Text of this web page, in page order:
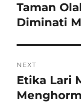
post:
Taman
Diminati
NEXT
Next
post:
Etika Lari